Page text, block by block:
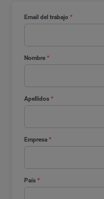
Email del trabajo *
Nombre *
Apellidos *
Empresa *
País *